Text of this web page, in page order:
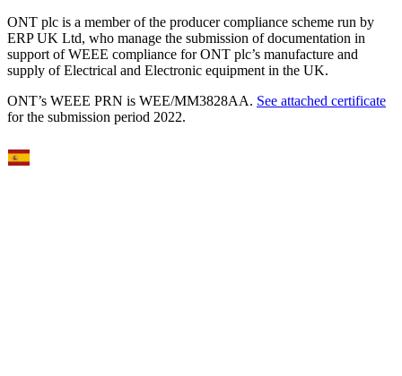
ONT plc is a member of the producer compliance scheme run by
ERP UK Ltd, who manage the submission of documentation in
support of WEEE compliance for ONT plc’s manufacture and
supply of Electrical and Electronic equipment in the UK.
ONT’s WEEE PRN is WEE/MM3828AA. See attached certificate
for the submission period 2022.